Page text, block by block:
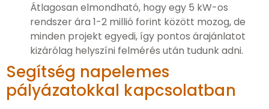
Átlagosan elmondható, hogy egy 5 kW-os
rendszer ára 1-2 millió forint között mozog, de
minden projekt egyedi, így pontos árajánlatot
kizárólag helyszíni felmérés után tudunk adni.
Segítség napelemes
pályázatokkal kapcsolatban